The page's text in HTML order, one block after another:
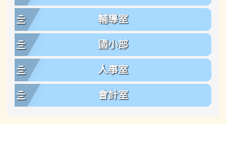
輔導室
國小部
人事室
會計室